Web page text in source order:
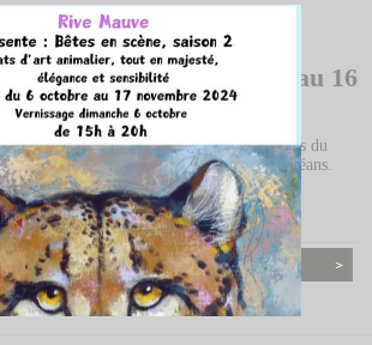
d'Art du 6 octobre au 16
Rive Mauve Galerie d'Art, Les Ecuries du
à Meung-sur-Loire (47, Loiret). Orléans.
6 octobre de 15h à 19h.
Contact